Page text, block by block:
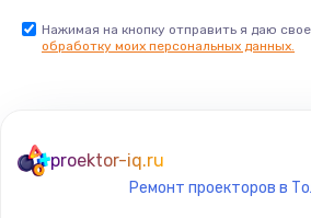
Заказать
Нажимая на кнопку отправить я даю свое
обработку моих персональных данных.
proektor-iq.ru
Ремонт проекторов в